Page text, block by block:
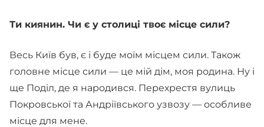
Ти киянин. Чи є у столиці твоє місце сили?
Весь Київ був, є і буде моїм місцем сили. Також
головне місце сили — це мій дім, моя родина. Ну і
ще Поділ, де я народився. Перехрестя вулиць
Покровської та Андріївського узвозу — особливе
місце для мене.